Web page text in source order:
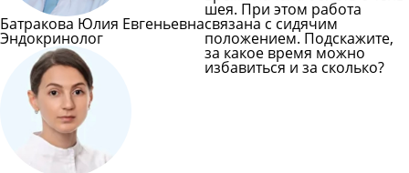
Батракова Юлия Евгеньевна
Эндокринолог
шея. При этом работа
связана с сидячим
положением. Подскажите,
за какое время можно
избавиться и за сколько?